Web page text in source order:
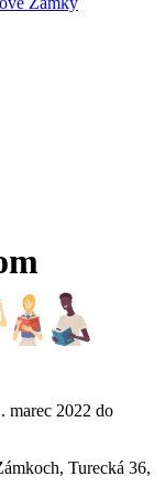
marec 2022 do
Turecká 36,